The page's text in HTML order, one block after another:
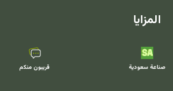
المزايا
صناعة سعودية قريبون منكم